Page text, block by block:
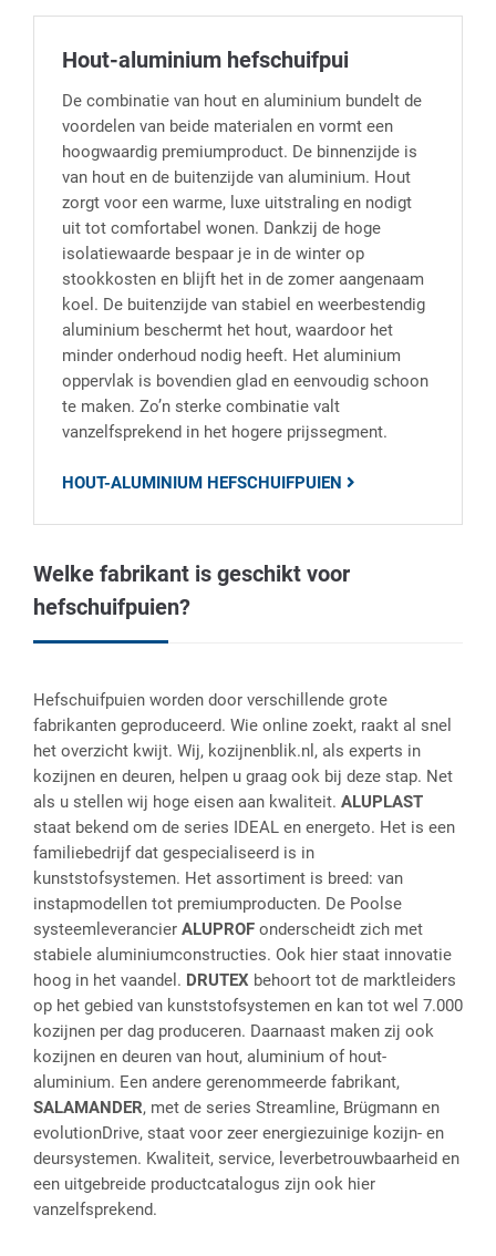
Hout-aluminium hefschuifpui
De combinatie van hout en aluminium bundelt de
voordelen van beide materialen en vormt een
hoogwaardig premiumproduct. De binnenzijde is
van hout en de buitenzijde van aluminium. Hout
zorgt voor een warme, luxe uitstraling en nodigt
uit tot comfortabel wonen. Dankzij de hoge
isolatiewaarde bespaar je in de winter op
stookkosten en blijft het in de zomer aangenaam
koel. De buitenzijde van stabiel en weerbestendig
aluminium beschermt het hout, waardoor het
minder onderhoud nodig heeft. Het aluminium
oppervlak is bovendien glad en eenvoudig schoon
te maken. Zo’n sterke combinatie valt
vanzelfsprekend in het hogere prijssegment.
HOUT-ALUMINIUM HEFSCHUIFPUIEN
Welke fabrikant is geschikt voor
hefschuifpuien?
Hefschuifpuien worden door verschillende grote
fabrikanten geproduceerd. Wie online zoekt, raakt al snel
het overzicht kwijt. Wij, kozijnenblik.nl, als experts in
kozijnen en deuren, helpen u graag ook bij deze stap. Net
als u stellen wij hoge eisen aan kwaliteit. ALUPLAST
staat bekend om de series IDEAL en energeto. Het is een
familiebedrijf dat gespecialiseerd is in
kunststofsystemen. Het assortiment is breed: van
instapmodellen tot premiumproducten. De Poolse
systeemleverancier ALUPROF onderscheidt zich met
stabiele aluminiumconstructies. Ook hier staat innovatie
hoog in het vaandel. DRUTEX behoort tot de marktleiders
op het gebied van kunststofsystemen en kan tot wel 7.000
kozijnen per dag produceren. Daarnaast maken zij ook
kozijnen en deuren van hout, aluminium of hout-
aluminium. Een andere gerenommeerde fabrikant,
SALAMANDER, met de series Streamline, Brügmann en
evolutionDrive, staat voor zeer energiezuinige kozijn- en
deursystemen. Kwaliteit, service, leverbetrouwbaarheid en
een uitgebreide productcatalogus zijn ook hier
vanzelfsprekend.